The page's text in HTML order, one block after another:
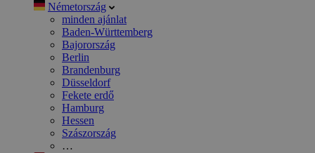
Németország
minden ajánlat
Baden-Württemberg
Bajorország
Berlin
Brandenburg
Düsseldorf
Fekete erdő
Hamburg
Hessen
Szászország
…